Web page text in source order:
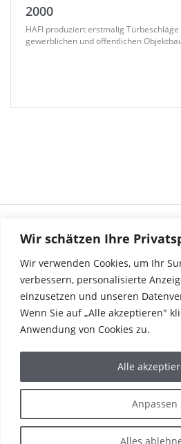
Wir schätzen Ihre
Wir verwenden Cookies, um Ihr
verbessern, personalisierte
einzusetzen und unseren
Wenn Sie auf „Alle akzeptieren"
Anwendung von Cookies zu.
Anpassen
Alles
Alle
2000
HAFI produziert erstmalig
gewerblichen und öffentlichen
Weißinger Straße 16
Tel. +49 7308 96040
Fax +49 7308 960415
info@hafi.de
DIE WELT VON HAFI
SERVICE & KONTAKT